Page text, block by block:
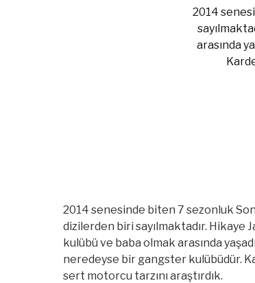
2014
arasında
2014 senesinde biten 7 sezonluk
dizilerden biri sayılmaktadır. Hikaye
kulübü ve baba olmak arasında
neredeyse bir gangster kulübüdür.
sert motorcu tarzını araştırdık.